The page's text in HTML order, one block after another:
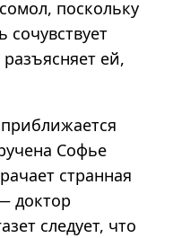
поскольку
ей,
Софье
странная
доктор
следует, что